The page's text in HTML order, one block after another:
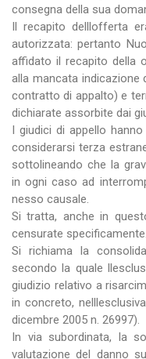
consegna della sua
Il recapito delllofferta
autorizzata: pertanto
affidato il recapito della
alla mancata indicazione
contratto di appalto) e
dichiarate assorbite dai
I giudici di appello
considerarsi terza
sottolineando che la
in ogni caso ad
nesso causale.
Si tratta, anche in
censurate specificamente.
Si richiama la
secondo la quale
giudizio relativo a
in concreto,
dicembre 2005 n. 26997).
In via subordinata, la
valutazione del danno